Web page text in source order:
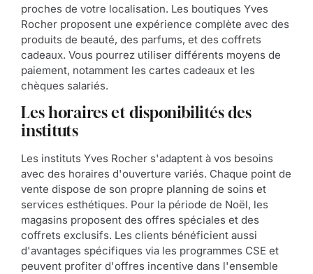
proches de votre localisation. Les boutiques Yves
Rocher proposent une expérience complète avec des
produits de beauté, des parfums, et des coffrets
cadeaux. Vous pourrez utiliser différents moyens de
paiement, notamment les cartes cadeaux et les
chèques salariés.
Les horaires et disponibilités des
instituts
Les instituts Yves Rocher s'adaptent à vos besoins
avec des horaires d'ouverture variés. Chaque point de
vente dispose de son propre planning de soins et
services esthétiques. Pour la période de Noël, les
magasins proposent des offres spéciales et des
coffrets exclusifs. Les clients bénéficient aussi
d'avantages spécifiques via les programmes CSE et
peuvent profiter d'offres incentive dans l'ensemble